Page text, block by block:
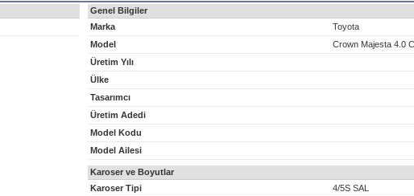
Genel Bilgiler
Marka
Toyota
Model
Crown Majesta 4.0 C
Üretim Yılı
Ülke
Tasarımcı
Üretim Adedi
Model Kodu
Model Ailesi
Karoser ve Boyutlar
Karoser Tipi
4/5S SAL